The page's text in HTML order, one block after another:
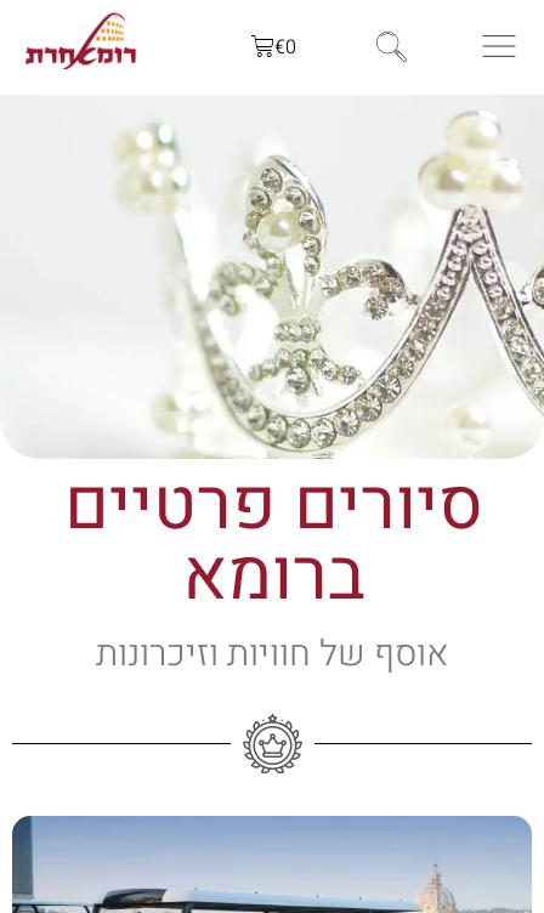
€0
סיורים פרטיים
ברומא
אוסף של חוויות וזיכרונות